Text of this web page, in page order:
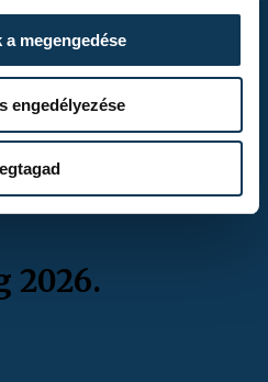
a megengedése
engedélyezése
2026.